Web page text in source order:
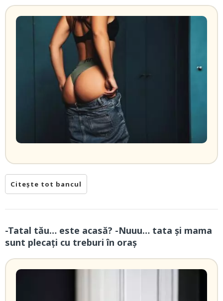
Citește tot bancul
-Tatal tău… este acasă? -Nuuu… tata și mama
sunt plecați cu treburi în oraș